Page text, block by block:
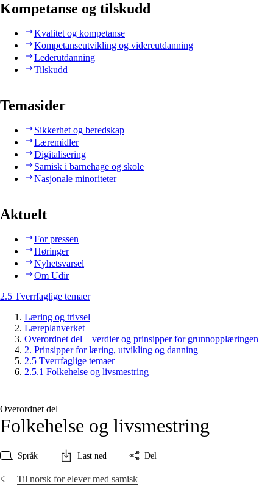
Kompetanse og tilskudd
Kvalitet og kompetanse
Kompetanseutvikling og videreutdanning
Lederutdanning
Tilskudd
Temasider
Sikkerhet og beredskap
Læremidler
Digitalisering
Samisk i barnehage og skole
Nasjonale minoriteter
Aktuelt
For pressen
Høringer
Nyhetsvarsel
Om Udir
2.5 Tverrfaglige temaer
Læring og trivsel
Læreplanverket
Overordnet del – verdier og prinsipper for grunnopplæringen
2. Prinsipper for læring, utvikling og danning
2.5 Tverrfaglige temaer
2.5.1 Folkehelse og livsmestring
Overordnet del
Folkehelse og livsmestring
Språk Last ned Del
Til norsk for elever med samisk